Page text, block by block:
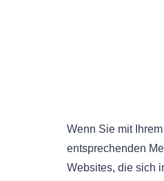
Wenn Sie mit
entsprechenden
Websites, die sich